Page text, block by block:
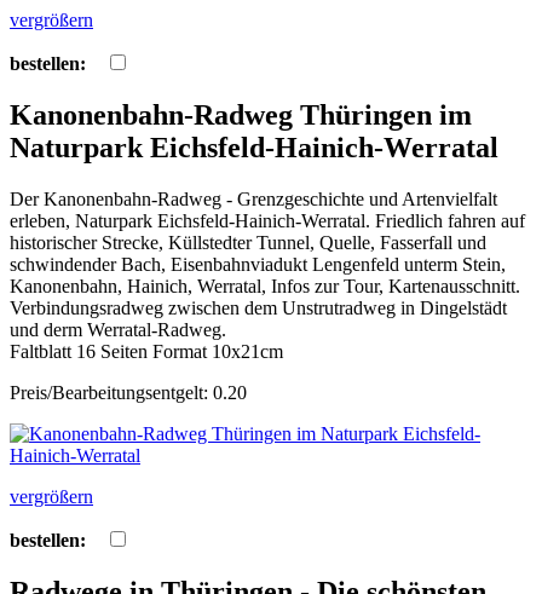
vergrößern
bestellen:
Kanonenbahn-Radweg Thüringen im
Naturpark Eichsfeld-Hainich-Werratal
Der Kanonenbahn-Radweg - Grenzgeschichte und Artenvielfalt
erleben, Naturpark Eichsfeld-Hainich-Werratal. Friedlich fahren auf
historischer Strecke, Küllstedter Tunnel, Quelle, Fasserfall und
schwindender Bach, Eisenbahnviadukt Lengenfeld unterm Stein,
Kanonenbahn, Hainich, Werratal, Infos zur Tour, Kartenausschnitt.
Verbindungsradweg zwischen dem Unstrutradweg in Dingelstädt
und derm Werratal-Radweg.
Faltblatt 16 Seiten Format 10x21cm
Preis/Bearbeitungsentgelt: 0.20
vergrößern
bestellen: